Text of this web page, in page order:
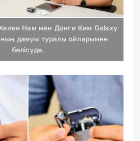
Нам мен Донги Ким Galaxy
дамуы туралы ойларымен
бөлісуде.